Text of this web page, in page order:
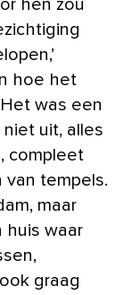
hen zou
hoe het
was een
uit, alles
compleet
van tempels.
maar
huis waar
graag